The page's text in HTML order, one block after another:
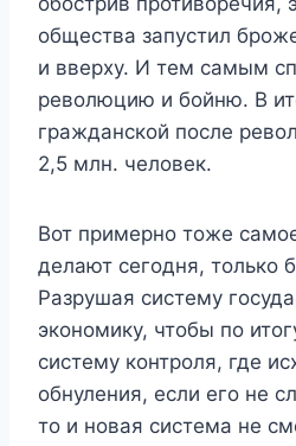
общества запустил
и вверху. И тем самым
революцию и бойню. В
гражданской после
2,5 млн. человек.
Вот примерно тоже
делают сегодня, только
Разрушая систему
экономику, чтобы по
систему контроля, где
обнуления, если его не
то и новая система не